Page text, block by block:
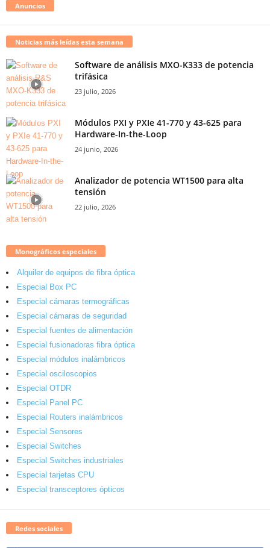
Anuncios
Noticias más leídas esta semana
Software de análisis MXO-K333 de potencia
trifásica
23 julio, 2026
Módulos PXI y PXIe 41-770 y 43-625 para
Hardware-In-the-Loop
24 junio, 2026
Analizador de potencia WT1500 para alta
tensión
22 julio, 2026
Monográficos especiales
Alquiler de equipos de fibra óptica
Especial Box PC
Especial cámaras termográficas
Especial cámaras de seguridad
Especial fuentes de alimentación
Especial fusionadoras fibra óptica
Especial módulos inalámbricos
Especial osciloscopios
Especial OTDR
Especial Panel PC
Especial Routers inalámbricos
Especial Sensores
Especial Switches
Especial Switches industriales
Especial tarjetas CPU
Especial transceptores ópticos
Redes sociales